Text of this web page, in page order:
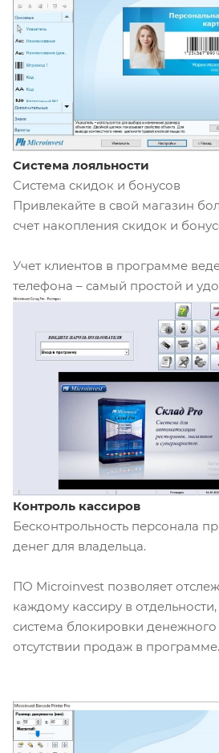
Система лояльности
Система скидок и бонусов
Привлекайте в свой магазин
счет накопления скидок и
Учет клиентов в программе
телефона – самый простой и
Контроль кассиров
Бесконтрольность персонала
денег для владельца.
ПО Microinvest позволяет
каждому кассиру в
система блокировки
отсутствии продаж в программе.